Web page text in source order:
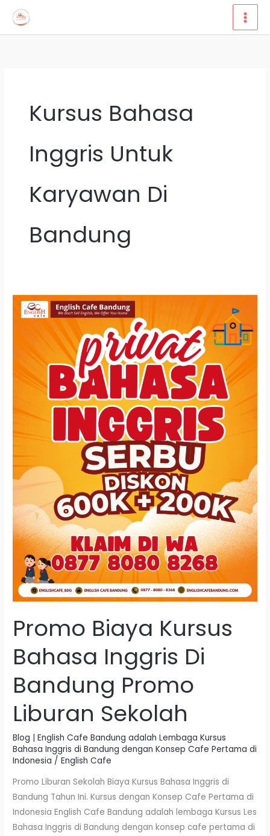
Lewati
konten
Kursus Bahasa
Inggris Untuk
Karyawan Di
Bandung
Promo Biaya Kursus
Bahasa Inggris Di
Bandung Promo
Liburan Sekolah
Blog | English Cafe Bandung adalah Lembaga Kursus
Bahasa Inggris di Bandung dengan Konsep Cafe Pertama di
Indonesia /English Cafe
Promo Liburan Sekolah Biaya Kursus Bahasa Inggris di
Bandung Tahun Ini. Kursus dengan Konsep Cafe Pertama di
Indonesia English Cafe Bandung adalah lembaga Kursus Les
Bahasa Inggris di Bandung dengan konsep cafe pertama di
Promo
Biaya
Inggris
Bandung
Promo
Liburan
Sekolah